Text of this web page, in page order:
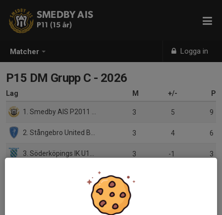
Matcher Logga in
SMEDBY AIS
P11 (15 år)
P15 DM Grupp C - 2026
Lag M +/- P
1. Smedby AIS P2011 Svart 3 5 9
2. Stångebro United BK 1 3 4 6
3. Söderköpings IK U15-16 3 -1 3
5. BK Ljungsbro / IFK Wreta kloster P15